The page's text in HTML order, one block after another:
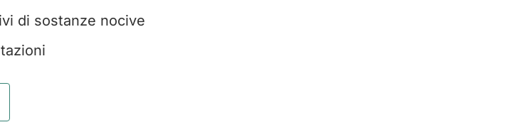
di sostanze nocive